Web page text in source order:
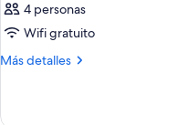
4 personas
Wifi gratuito
Más detalles
Más